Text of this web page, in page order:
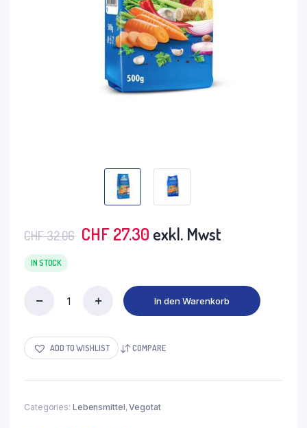
CHF32.06 Ursprünglicher
CHF 32.06
CHF27.30 Aktueller
CHF 27.30.
exkl. Mwst
IN STOCK
Gemüse
14x500g
quantity
In den Warenkorb
ADD TO WISHLIST COMPARE
Categories: Lebensmittel,Vegotat